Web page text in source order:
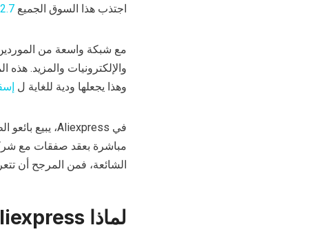
اجتذب هذا السوق الجميع 2.7 مليار
والإلكترونيات والمزيد.
وهذا يجعلها ودية للغاية ل
مباشرة بعقد صفقات مع
الشائعة، فمن المرجح أن
لماذا Aliexpress رخيصة جدا؟